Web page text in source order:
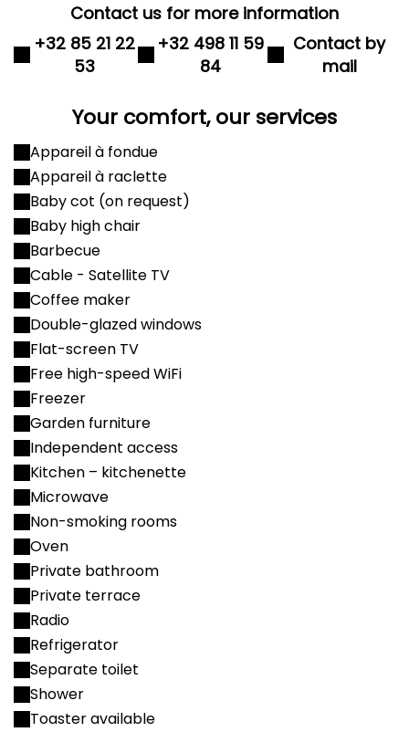
Contact us for more information
+32 85 21 22
53
+32 498 11 59
84
Contact by
mail
Your comfort, our services
Appareil à fondue
Appareil à raclette
Baby cot (on request)
Baby high chair
Barbecue
Cable - Satellite TV
Coffee maker
Double-glazed windows
Flat-screen TV
Free high-speed WiFi
Freezer
Garden furniture
Independent access
Kitchen – kitchenette
Microwave
Non-smoking rooms
Oven
Private bathroom
Private terrace
Radio
Refrigerator
Separate toilet
Shower
Toaster available